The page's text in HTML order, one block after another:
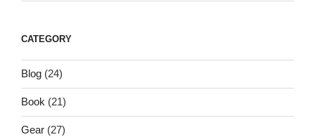
CATEGORY
Blog (24)
Book (21)
Gear (27)